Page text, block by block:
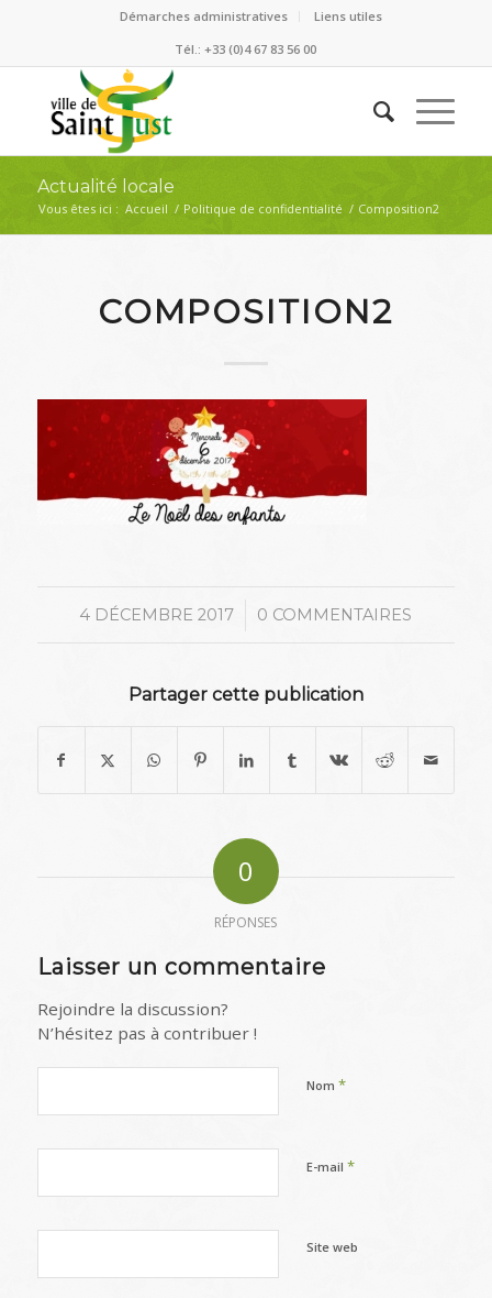
Démarches administratives
Liens utiles
Tél.: +33 (0)4 67 83 56 00
Actualité locale
Vous êtes ici : Accueil / Politique de confidentialité / Composition2
COMPOSITION2
4 DÉCEMBRE 2017
/ 0 COMMENTAIRES
Partager cette publication
0
RÉPONSES
Laisser un commentaire
Rejoindre la discussion?
N’hésitez pas à contribuer !
Nom *
E-mail *
Site web